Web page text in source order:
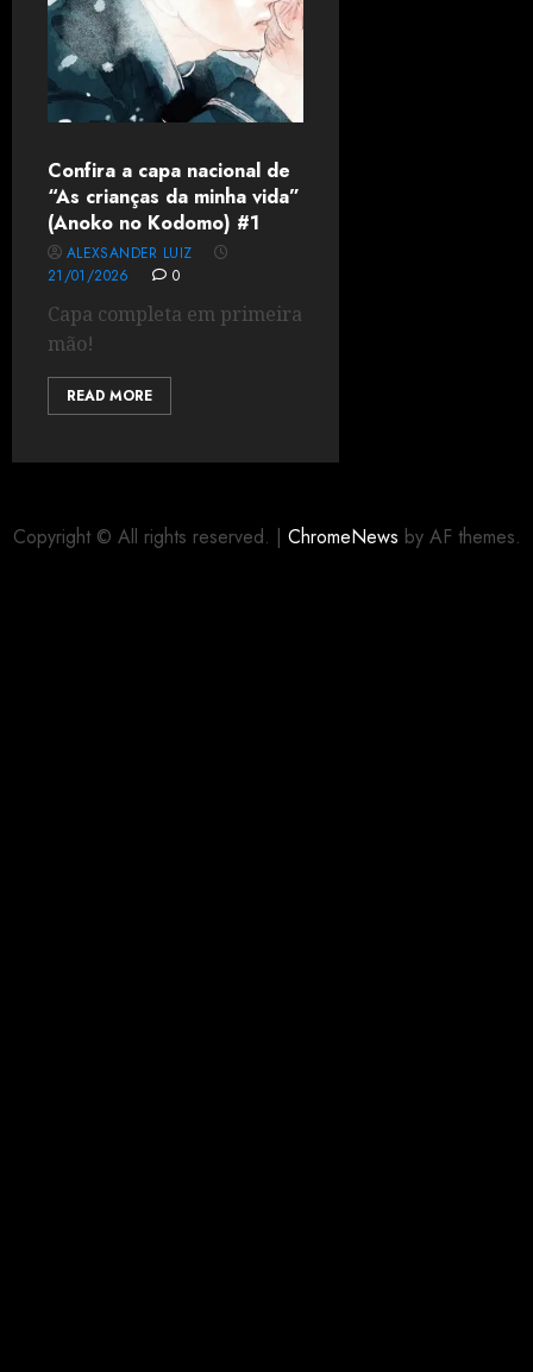
Confira a capa nacional de
“As crianças da minha vida”
(Anoko no Kodomo) #1
ALEXSANDER LUIZ
21/01/2026
0
Capa completa em primeira
mão!
READ MORE
Copyright © All rights reserved. | ChromeNews by AF themes.